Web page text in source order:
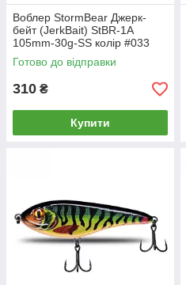
Воблер StormBear Джерк-
бейт (JerkBait) StBR-1A
105mm-30g-SS колір #033
Готово до відправки
310 ₴
Купити